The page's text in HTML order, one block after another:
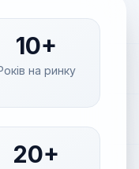
10+
на ринку
20+